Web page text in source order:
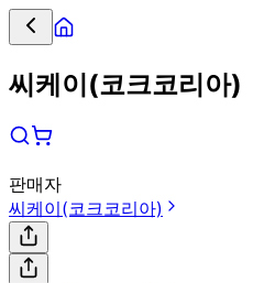
씨케이(코크코리아)
판매자
씨케이(코크코리아)